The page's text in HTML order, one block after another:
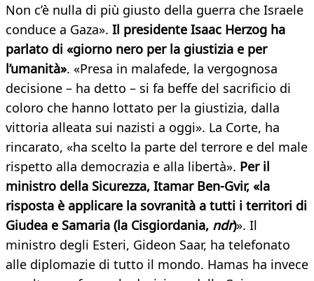
Non c’è nulla di più giusto della guerra che Israele
conduce a Gaza». Il presidente Isaac Herzog ha
parlato di «giorno nero per la giustizia e per
l’umanità». «Presa in malafede, la vergognosa
decisione – ha detto – si fa beffe del sacrificio di
coloro che hanno lottato per la giustizia, dalla
vittoria alleata sui nazisti a oggi». La Corte, ha
rincarato, «ha scelto la parte del terrore e del male
rispetto alla democrazia e alla libertà». Per il
ministro della Sicurezza, Itamar Ben-Gvir, «la
risposta è applicare la sovranità a tutti i territori di
Giudea e Samaria (la Cisgiordania, ndr)». Il
ministro degli Esteri, Gideon Saar, ha telefonato
alle diplomazie di tutto il mondo. Hamas ha invece